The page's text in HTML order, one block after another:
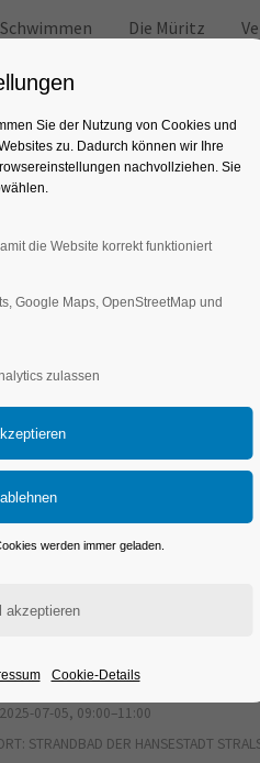
Schwimmen Die Müritz
2025-07-05, 09:00–11:00
STRANDBAD DER HANSESTADT
Sie der Nutzung von Cookies und
zu. Dadurch können wir Ihre
nachvollziehen. Sie
die Website korrekt funktioniert
Google Maps, OpenStreetMap und
zulassen
werden immer geladen.
Cookie-Details